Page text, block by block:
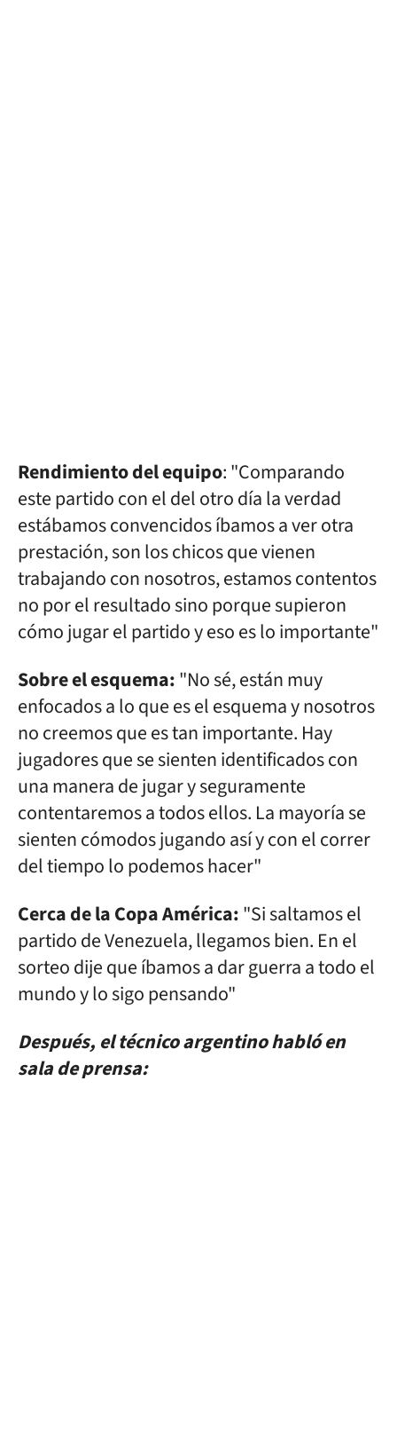
Rendimiento del equipo: "Comparando
este partido con el del otro día la verdad
estábamos convencidos íbamos a ver otra
prestación, son los chicos que vienen
trabajando con nosotros, estamos contentos
no por el resultado sino porque supieron
cómo jugar el partido y eso es lo importante"
Sobre el esquema:"No sé, están muy
enfocados a lo que es el esquema y nosotros
no creemos que es tan importante. Hay
jugadores que se sienten identificados con
una manera de jugar y seguramente
contentaremos a todos ellos. La mayoría se
sienten cómodos jugando así y con el correr
del tiempo lo podemos hacer"
Cerca de la Copa América:"Si saltamos el
partido de Venezuela, llegamos bien. En el
sorteo dije que íbamos a dar guerra a todo el
mundo y lo sigo pensando"
Después, el técnico argentino habló en
sala de prensa: